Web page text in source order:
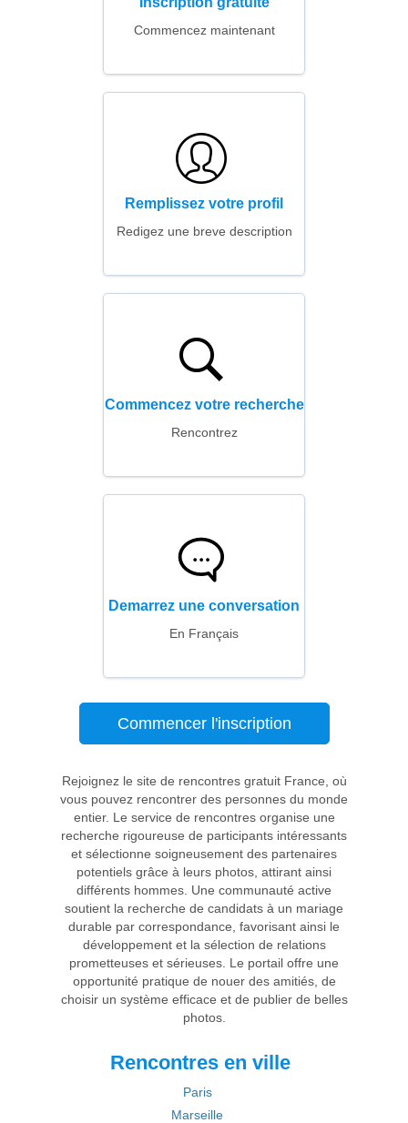
Commencez maintenant
Remplissez votre profil
Redigez une breve description
Commencez votre recherche
Rencontrez
Demarrez une conversation
En Français
Commencer l'inscription
Rejoignez le site de rencontres gratuit France, où
vous pouvez rencontrer des personnes du monde
entier. Le service de rencontres organise une
recherche rigoureuse de participants intéressants
et sélectionne soigneusement des partenaires
potentiels grâce à leurs photos, attirant ainsi
différents hommes. Une communauté active
soutient la recherche de candidats à un mariage
durable par correspondance, favorisant ainsi le
développement et la sélection de relations
prometteuses et sérieuses. Le portail offre une
opportunité pratique de nouer des amitiés, de
choisir un système efficace et de publier de belles
photos.
Rencontres en ville
Paris
Marseille